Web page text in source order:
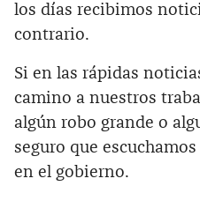
los días recibimos
contrario.
Si en las rápidas
camino a nuestros
algún robo grande o
seguro que
en el gobierno.